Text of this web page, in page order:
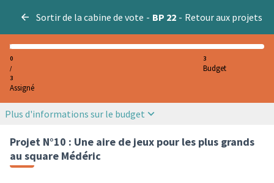
Sortir de la cabine de vote - BP 22 - Retour aux projets
0
/
3
Assigné
3
Budget
Plus d'informations sur le budget
Projet N°10 : Une aire de jeux pour les plus grands
au square Médéric